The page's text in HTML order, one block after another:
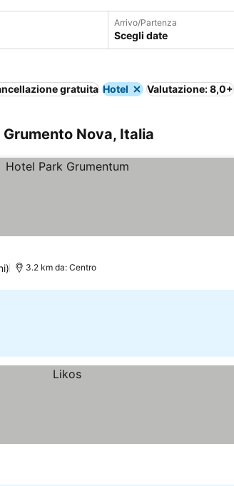
Arrivo/Partenza
Scegli date
gratuita Hotel Valutazione: 8,0+
Nova, Italia
3.2 km da: Centro